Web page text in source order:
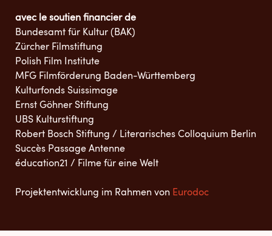
avec le soutien financier de
Bundesamt für Kultur (BAK)
Zürcher Filmstiftung
Polish Film Institute
MFG Filmförderung Baden-Württemberg
Kulturfonds Suissimage
Ernst Göhner Stiftung
UBS Kulturstiftung
Robert Bosch Stiftung / Literarisches Colloquium Berlin
Succès Passage Antenne
éducation21 / Filme für eine Welt
Projektentwicklung im Rahmen von Eurodoc